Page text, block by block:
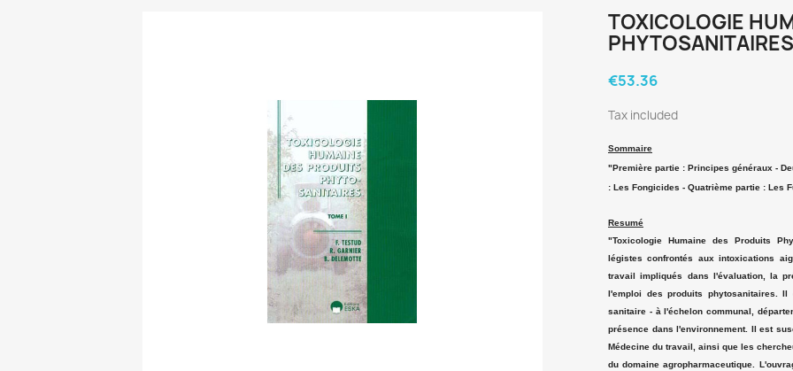
TOXICOLOGIE
€53.36
Tax included
Sommaire
"Première partie : Principes généraux -
: Les Fongicides - Quatrième partie : Les
Resumé
"Toxicologie Humaine des Produits
légistes confrontés aux intoxications
travail impliqués dans l'évaluation, la
l'emploi des produits phytosanitaires.
sanitaire - à l'échelon communal,
présence dans l'environnement. Il est
Médecine du travail, ainsi que les
du domaine agropharmaceutique.